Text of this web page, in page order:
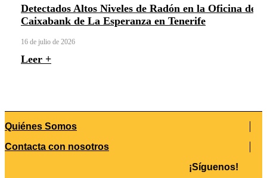
Detectados Altos Niveles de Radón en la Oficina de
Caixabank de La Esperanza en Tenerife
16 de julio de 2026
Leer +
Quiénes Somos
Contacta con nosotros
¡Síguenos!